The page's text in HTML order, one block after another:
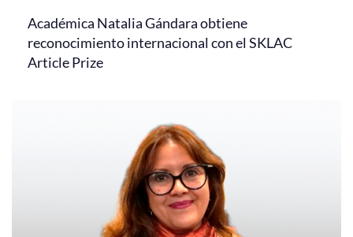
Académica Natalia Gándara obtiene
reconocimiento internacional con el SKLAC
Article Prize